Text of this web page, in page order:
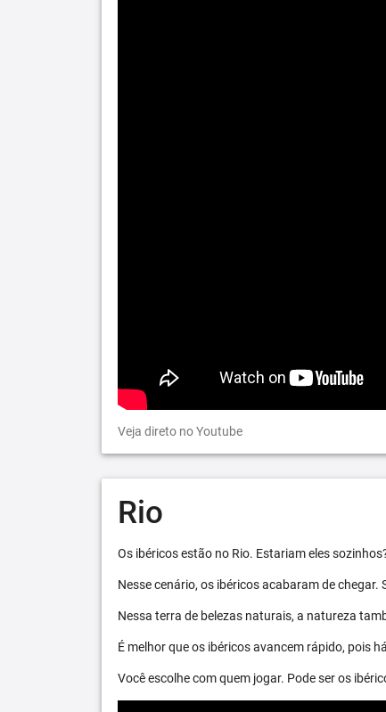
Veja direto no Youtube
Rio
Os ibéricos estão no Rio. Estariam eles
Nesse cenário, os ibéricos acabaram de
Nessa terra de belezas naturais, a natureza
É melhor que os ibéricos avancem rápido, pois
Você escolhe com quem jogar. Pode ser os